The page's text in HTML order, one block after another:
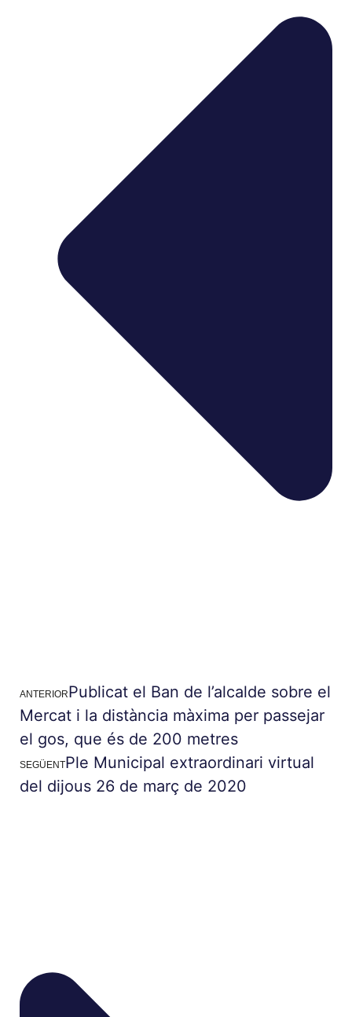
ANTERIORPublicat el Ban de l’alcalde sobre el
Mercat i la distància màxima per passejar
el gos, que és de 200 metres
SEGÜENTPle Municipal extraordinari virtual
del dijous 26 de març de 2020